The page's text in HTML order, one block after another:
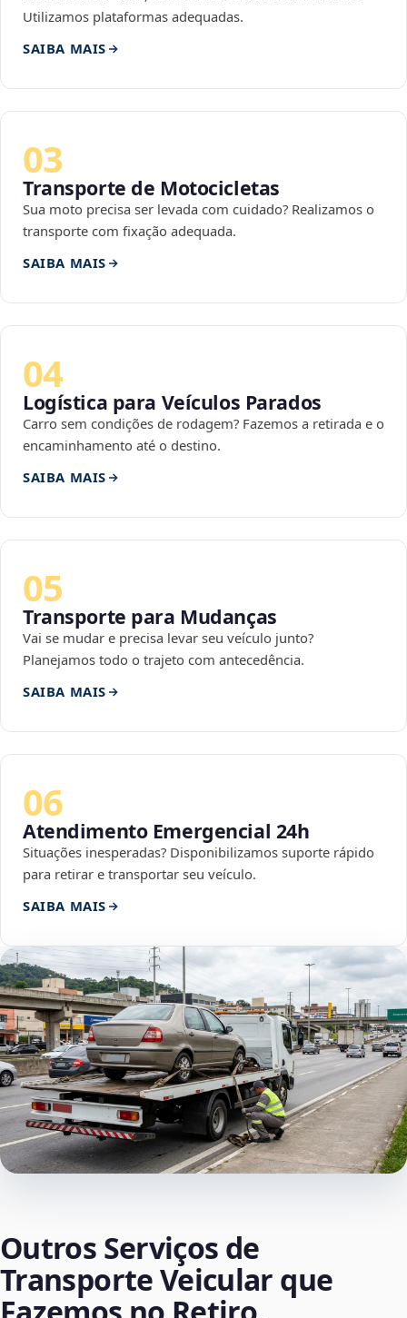
Utilizamos plataformas adequadas.
SAIBA MAIS
03
Transporte de Motocicletas
Sua moto precisa ser levada com cuidado? Realizamos o
transporte com fixação adequada.
SAIBA MAIS
04
Logística para Veículos Parados
Carro sem condições de rodagem? Fazemos a retirada e o
encaminhamento até o destino.
SAIBA MAIS
05
Transporte para Mudanças
Vai se mudar e precisa levar seu veículo junto?
Planejamos todo o trajeto com antecedência.
SAIBA MAIS
06
Atendimento Emergencial 24h
Situações inesperadas? Disponibilizamos suporte rápido
para retirar e transportar seu veículo.
SAIBA MAIS
Outros Serviços de
Transporte Veicular que